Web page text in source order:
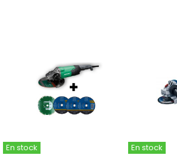
En stock En stock